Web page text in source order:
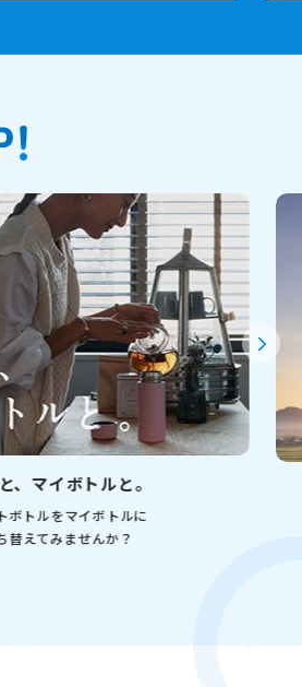
ょうも、ごはんと。
んを大好きになるプロジェクト。